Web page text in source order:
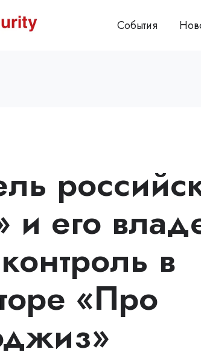
События
и его
в
«Про